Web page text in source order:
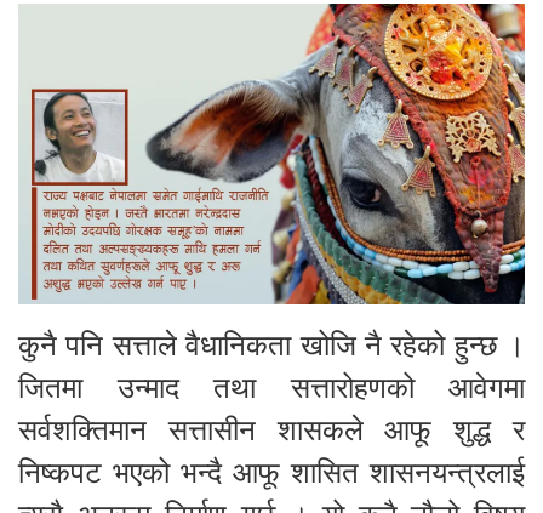
कुनै पनि सत्ताले वैधानिकता खोजि नै रहेको हुन्छ ।
जितमा उन्माद तथा सत्तारोहणको आवेगमा
सर्वशक्तिमान सत्तासीन शासकले आफू शुद्ध र
निष्कपट भएको भन्दै आफू शासित शासनयन्त्रलाई